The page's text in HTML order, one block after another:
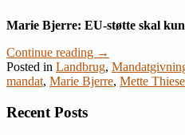
Marie Bjerre: EU-støtte skal
Continue reading →
Posted in Landbrug,
mandat, Marie Bjerre, Mette
Recent Posts